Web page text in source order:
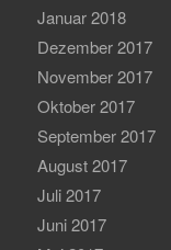
Januar 2018
Dezember 2017
November 2017
Oktober 2017
September 2017
August 2017
Juli 2017
Juni 2017